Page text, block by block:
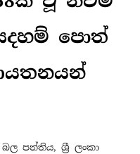
පොත්
පන්තිය, ශ්‍රී ලංකා